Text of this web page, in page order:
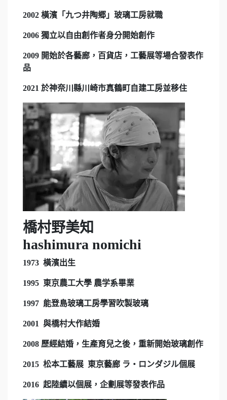
2002 橫濱「九つ井陶郷」玻璃工房就職
2006 獨立以自由創作者身分開始創作
2009 開始於各藝廊，百貨店，工藝展等場合發表作
品
2021 於神奈川縣川崎市真鶴町自建工房並移住
橋村野美知
hashimura nomichi
1973 橫濱出生
1995 東京農工大學 農学系畢業
1997 能登島玻璃工房學習吹製玻璃
2001 與橋村大作結婚
2008 歷經結婚，生產育兒之後，重新開始玻璃創作
2015 松本工藝展 東京藝廊 ラ・ロンダジル個展
2016 起陸續以個展，企劃展等發表作品